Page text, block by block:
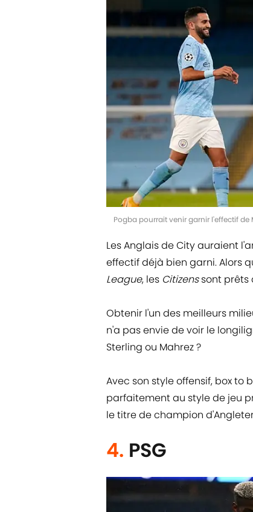
Pogba pourrait venir garnir l'effectif
Les Anglais de City auraient
effectif déjà bien garni. Alors
League, les Citizenssont
Obtenir l'un des meilleurs
n'a pas envie de voir le
Sterling ou Mahrez ?
Avec son style offensif, box to
parfaitement au style de jeu
le titre de champion
4. PSG